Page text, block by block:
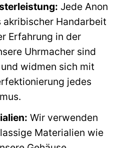
Jede Anon
akribischer Handarbeit
Erfahrung in der
Uhrmacher sind
widmen sich mit
jedes
Wir verwenden
Materialien wie